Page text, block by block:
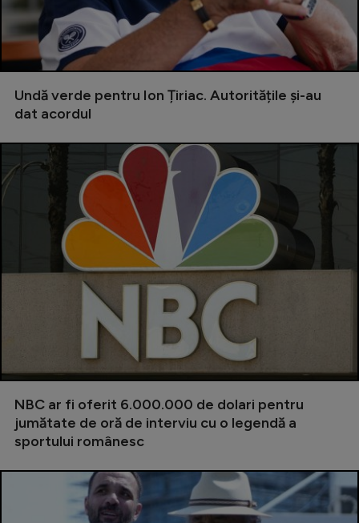
Undă verde pentru Ion Țiriac. Autoritățile și-au
dat acordul
NBC ar fi oferit 6.000.000 de dolari pentru
jumătate de oră de interviu cu o legendă a
sportului românesc